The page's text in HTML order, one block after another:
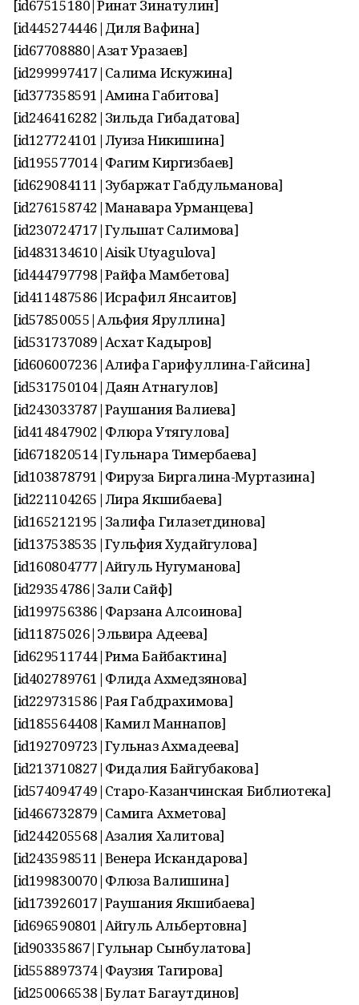
[id67515180|Ринат Зинатулин]
[id445274446|Диля Вафина]
[id67708880|Азат Уразаев]
[id299997417|Салима Искужина]
[id377358591|Амина Габитова]
[id246416282|Зильда Гибадатова]
[id127724101|Луиза Никишина]
[id195577014|Фагим Киргизбаев]
[id629084111|Зубаржат Габдульманова]
[id276158742|Манавара Урманцева]
[id230724717|Гульшат Салимова]
[id483134610|Aisik Utyagulova]
[id444797798|Райфа Мамбетова]
[id411487586|Исрафил Янсаитов]
[id57850055|Альфия Яруллина]
[id531737089|Асхат Кадыров]
[id606007236|Алифа Гарифуллина-Гайсина]
[id531750104|Даян Атнагулов]
[id243033787|Раушания Валиева]
[id414847902|Флюра Утягулова]
[id671820514|Гульнара Тимербаева]
[id103878791|Фируза Биргалина-Муртазина]
[id221104265|Лира Якшибаева]
[id165212195|Залифа Гилазетдинова]
[id137538535|Гульфия Худайгулова]
[id160804777|Айгуль Нугуманова]
[id29354786|Зали Сайф]
[id199756386|Фарзана Алсоинова]
[id11875026|Эльвира Адеева]
[id629511744|Рима Байбактина]
[id402789761|Флида Ахмедзянова]
[id229731586|Рая Габдрахимова]
[id185564408|Камил Маннапов]
[id192709723|Гульназ Ахмадеева]
[id213710827|Фидалия Байгубакова]
[id574094749|Старо-Казанчинская Библиотека]
[id466732879|Самига Ахметова]
[id244205568|Азалия Халитова]
[id243598511|Венера Искандарова]
[id199830070|Флюза Валишина]
[id173926017|Раушания Якшибаева]
[id696590801|Айгуль Альбертовна]
[id90335867|Гульнар Сынбулатова]
[id558897374|Фаузия Тагирова]
[id250066538|Булат Багаутдинов]